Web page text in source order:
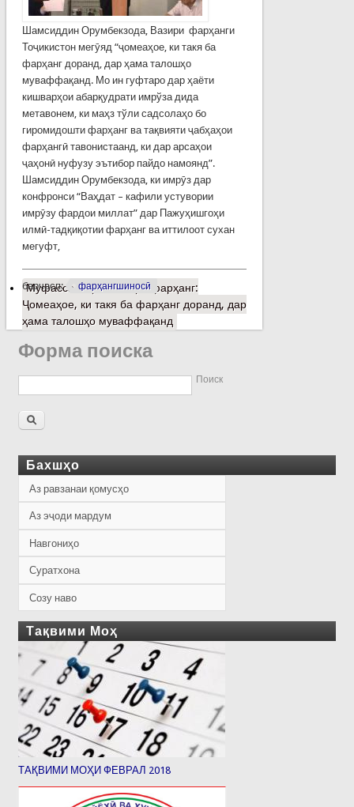
Шамсиддин Орумбекзода, Вазири фарҳанги
Тоҷикистон мегӯяд “ҷомеаҳое, ки такя ба
фарҳанг доранд, дар ҳама талошҳо
муваффақанд. Мо ин гуфтаро дар ҳаёти
кишварҳои абарқудрати имрўза дида
метавонем, ки маҳз тўли садсолаҳо бо
гиромидошти фарҳанг ва тақвияти ҷабҳаҳои
фарҳангӣ тавонистаанд, ки дар арсаҳои
ҷаҳонӣ нуфузу эътибор пайдо намоянд”.
Шамсиддин Орумбекзода, ки имрӯз дар
конфронси “Ваҳдат – кафили устувории
имрӯзу фардои миллат” дар Пажуҳишгоҳи
илмӣ-тадқиқотии фарҳанг ва иттилоот сухан
мегуфт,
барчасп: фарҳангшиносӣ
Муфассалтаро Вазири фарҳанг:
Ҷомеаҳое, ки такя ба фарҳанг доранд, дар
ҳама талошҳо муваффақанд
Форма поиска
Поиск
Бахшҳо
Аз равзанаи қомусҳо
Аз эҷоди мардум
Навгониҳо
Суратхона
Созу наво
Тақвими Моҳ
ТАҚВИМИ МОҲИ ФЕВРАЛ 2018